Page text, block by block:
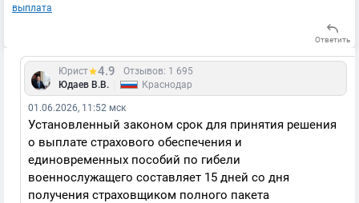
выплата
Ответить
Юрист 4.9
Отзывов: 1 695
Юдаев В.В.
Краснодар
01.06.2026, 11:52 мск
Установленный законом срок для принятия решения
о выплате страхового обеспечения и
единовременных пособий по гибели
военнослужащего составляет 15 дней со дня
получения страховщиком полного пакета